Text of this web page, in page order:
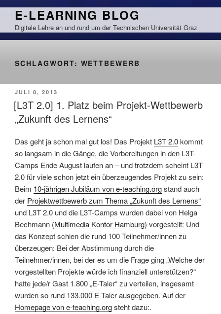
Zum
springen
E-LEARNING BLOG
Digitale Lehre an und rund um der Technischen Universität Graz
SCHLAGWORT: WETTBEWERB
VERÖFFENTLICHT
AM
JULI 8, 2013
[L3T 2.0] 1. Platz beim Projekt-Wettbewerb
„Zukunft des Lernens“
Das geht ja schon mal gut los! Das Projekt L3T 2.0kommt
so langsam in die Gänge, die Vorbereitungen in den L3T-
Camps Ende August laufen an – und trotzdem scheint L3T
2.0 für viele schon jetzt ein überzeugendes Projekt zu sein:
Beim 10-jährigen Jubiläum von e-teaching.orgstand auch
der Projektwettbewerb zum Thema „Zukunft des Lernens“
und L3T 2.0 und die L3T-Camps wurden dabei von Helga
Bechmann (Multimedia Kontor Hamburg) vorgestellt: Und
das Konzept schien die rund 100 Teilnehmer/innen zu
überzeugen: Bei der Abstimmung durch die
Teilnehmer/innen, bei der es um die Frage ging „Welche der
vorgestellten Projekte würde ich finanziell unterstützen?“
hatte jede/r Gast 1.800 „E-Taler“ zu verteilen, insgesamt
wurden so rund 133.000 E-Taler ausgegeben. Auf der
Homepage von e-teaching.orgsteht dazu:.